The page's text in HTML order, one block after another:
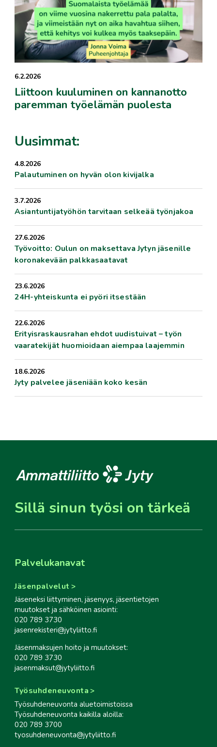
6.2.2026
Liittoon kuuluminen on kannanotto
paremman työelämän puolesta
Uusimmat:
4.8.2026
Palautuminen on hyvän olon kivijalka
3.7.2026
Asiantuntijatyöhön tarvitaan selkeää työnjakoa
27.6.2026
Työvoitto: Oulun on maksettava Jytyn jäsenille
koronakevään palkkasaatavat
23.6.2026
24H-yhteiskunta ei pyöri itsestään
22.6.2026
Erityisraskausrahan ehdot uudistuivat – työn
vaaratekijät huomioidaan aiempaa laajemmin
18.6.2026
Jyty palvelee jäseniään koko kesän
Sillä sinun työsi on tärkeä
Palvelukanavat
Jäsenpalvelut
Jäseneksi liittyminen, jäsenyys, jäsentietojen
muutokset ja sähköinen asiointi:
020 789 3730
jasenrekisteri@jytyliitto.fi
Jäsenmaksujen hoito ja muutokset:
020 789 3730
jasenmaksut@jytyliitto.fi
Työsuhdeneuvonta
Työsuhdeneuvonta aluetoimistoissa
Työsuhdeneuvonta kaikilla aloilla:
020 789 3700
tyosuhdeneuvonta@jytyliitto.fi